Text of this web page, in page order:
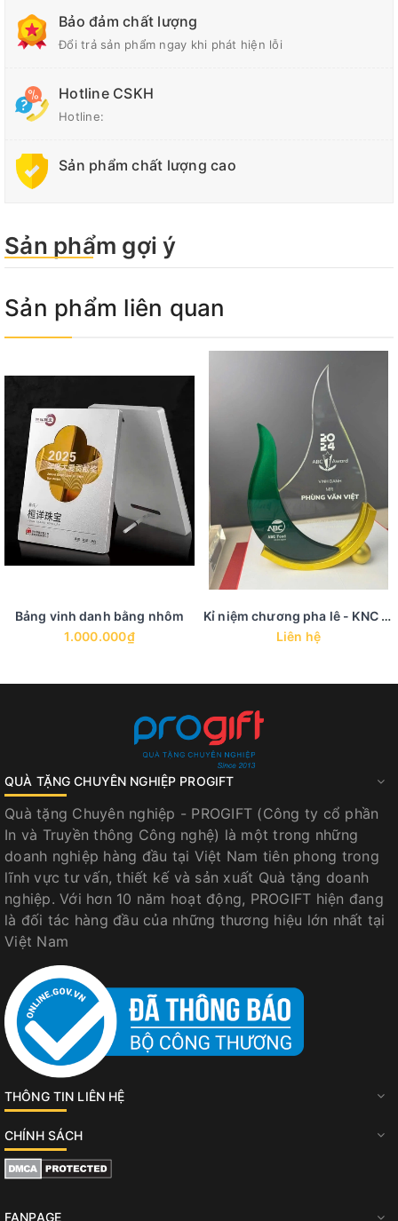
Bảo đảm chất lượng
Đổi trả sản phẩm ngay khi phát hiện lỗi
Hotline CSKH
Hotline:
Sản phẩm chất lượng cao
Sản phẩm gợi ý
Sản phẩm liên quan
Bảng vinh danh bằng nhôm
1.000.000₫
Kỉ niệm chương pha lê - KNC 41
Liên hệ
QUÀ TẶNG CHUYÊN NGHIỆP PROGIFT
Quà tặng Chuyên nghiệp - PROGIFT (Công ty cổ phần
In và Truyền thông Công nghệ) là một trong những
doanh nghiệp hàng đầu tại Việt Nam tiên phong trong
lĩnh vực tư vấn, thiết kế và sản xuất Quà tặng doanh
nghiệp. Với hơn 10 năm hoạt động, PROGIFT hiện đang
là đối tác hàng đầu của những thương hiệu lớn nhất tại
Việt Nam
THÔNG TIN LIÊN HỆ
CHÍNH SÁCH
FANPAGE